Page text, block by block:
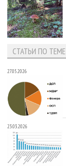
СТАТЬИ ПО ТЕМЕ
27.05.2026
23.03.2026